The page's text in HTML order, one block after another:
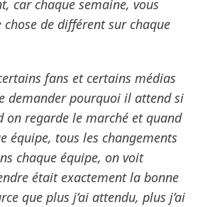
car chaque semaine, vous
chose de différent sur chaque
fans et certains médias
demander pourquoi il attend si
on regarde le marché et quand
équipe, tous les changements
chaque équipe, on voit
était exactement la bonne
que plus j’ai attendu, plus j’ai